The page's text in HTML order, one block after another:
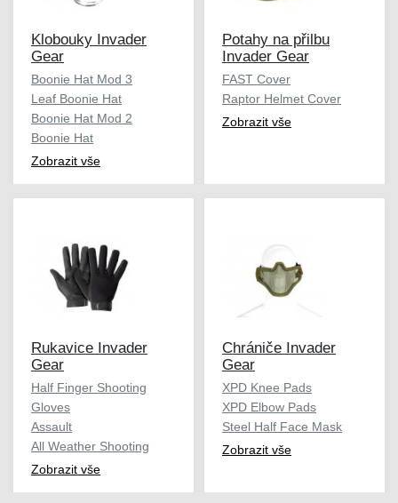
Klobouky Invader
Gear
Boonie Hat Mod 3
Leaf Boonie Hat
Boonie Hat Mod 2
Boonie Hat
Zobrazit vše
Potahy na přilbu
Invader Gear
FAST Cover
Raptor Helmet Cover
Zobrazit vše
Rukavice Invader
Gear
Half Finger Shooting
Gloves
Assault
All Weather Shooting
Zobrazit vše
Chrániče Invader
Gear
XPD Knee Pads
XPD Elbow Pads
Steel Half Face Mask
Zobrazit vše